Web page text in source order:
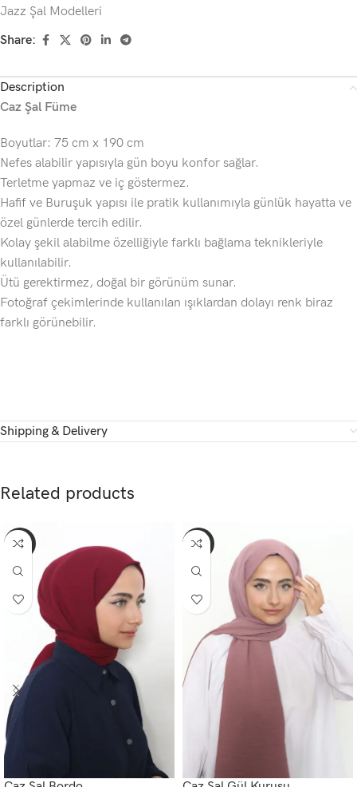
Jazz Şal Modelleri
Share:
Description
Caz Şal Füme
Boyutlar: 75 cm x 190 cm
Nefes alabilir yapısıyla gün boyu konfor sağlar.
Terletme yapmaz ve iç göstermez.
Hafif ve Buruşuk yapısı ile pratik kullanımıyla günlük hayatta ve
özel günlerde tercih edilir.
Kolay şekil alabilme özelliğiyle farklı bağlama teknikleriyle
kullanılabilir.
Ütü gerektirmez, doğal bir görünüm sunar.
Fotoğraf çekimlerinde kullanılan ışıklardan dolayı renk biraz
farklı görünebilir.
Shipping & Delivery
Related products
-56% -68%